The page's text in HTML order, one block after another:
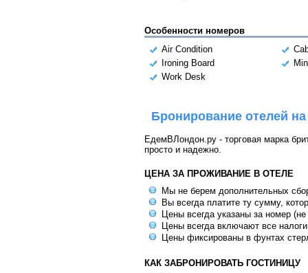
Особенности номеров
Air Condition
Ironing Board
Work Desk
Бронирование отелей
ЕдемВЛондон.ру - торговая марка
просто и надежно.
ЦЕНА ЗА ПРОЖИВАНИЕ В ОТЕЛЕ
Мы не берем дополнительных
Вы всегда платите ту сумму,
Цены всегда указаны за номер
Цены всегда включают все
Цены фиксированы в фунтах
КАК ЗАБРОНИРОВАТЬ ГОСТИНИЦУ